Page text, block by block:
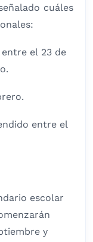
cuáles
el 23 de
entre el
escolar
y